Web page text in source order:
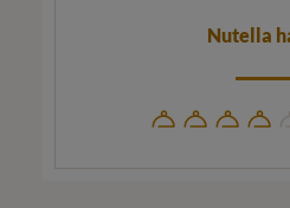
Nutella